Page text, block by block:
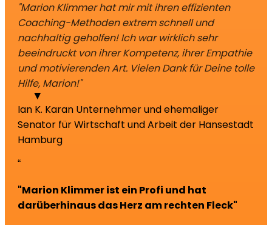
"Marion Klimmer hat mir mit ihren effizienten
Coaching-Methoden extrem schnell und
nachhaltig geholfen! Ich war wirklich sehr
beeindruckt von ihrer Kompetenz, ihrer Empathie
und motivierenden Art. Vielen Dank für Deine tolle
Hilfe, Marion!"
Ian K. Karan Unternehmer und ehemaliger
Senator für Wirtschaft und Arbeit der Hansestadt
Hamburg
“
"Marion Klimmer ist ein Profi und hat
darüberhinaus das Herz am rechten Fleck"